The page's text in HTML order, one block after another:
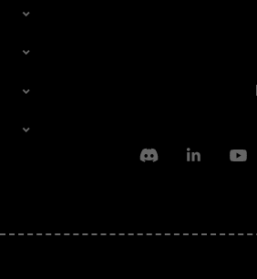
Youtube
Linkedin
Discord